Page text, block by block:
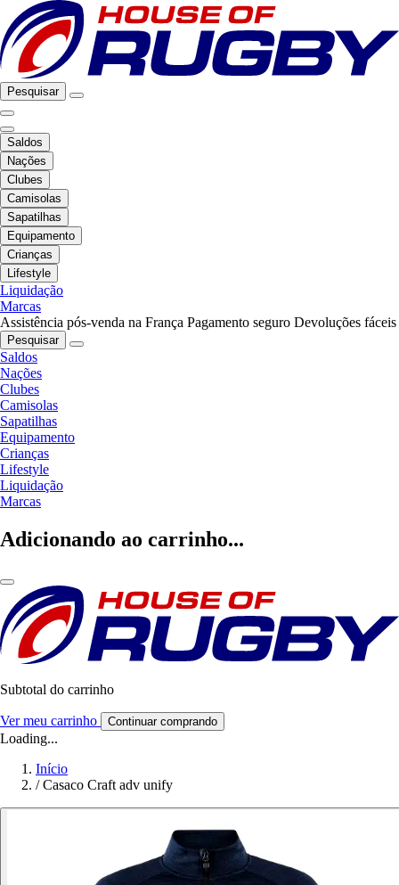
Pesquisar
Saldos
Nações
Clubes
Camisolas
Sapatilhas
Equipamento
Crianças
Lifestyle
Liquidação
Marcas
Assistência pós-venda na França Pagamento seguro Devoluções fáceis
Pesquisar
Saldos
Nações
Clubes
Camisolas
Sapatilhas
Equipamento
Crianças
Lifestyle
Liquidação
Marcas
Adicionando ao carrinho...
Subtotal do carrinho
Ver meu carrinho Continuar comprando
Loading...
Início
/ Casaco Craft adv unify